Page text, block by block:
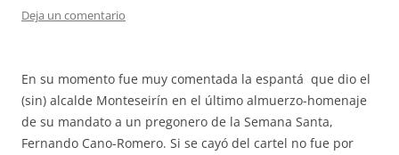
Deja un comentario
En su momento fue muy comentada la espantá que dio el
(sin) alcalde Monteseirín en el último almuerzo-homenaje
de su mandato a un pregonero de la Semana Santa,
Fernando Cano-Romero. Si se cayó del cartel no fue por